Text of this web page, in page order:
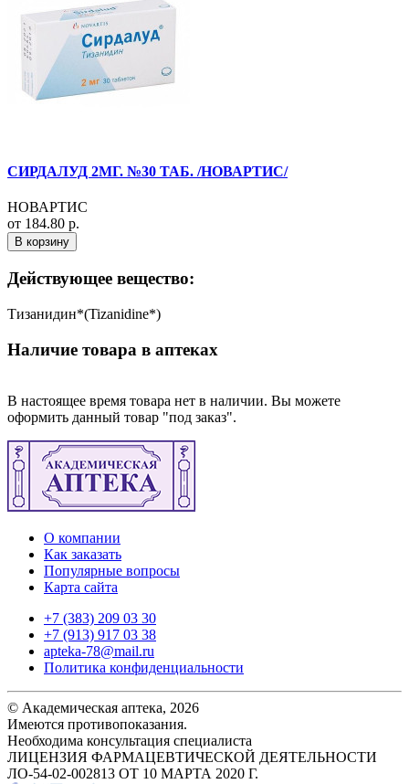
СИРДАЛУД 2МГ. №30 ТАБ. /НОВАРТИС/
НОВАРТИС
от 184.80 р.
В корзину
Действующее вещество:
Тизанидин*(Tizanidine*)
Наличие товара в аптеках
В настоящее время товара нет в наличии. Вы можете
оформить данный товар "под заказ".
О компании
Как заказать
Популярные вопросы
Карта сайта
+7 (383) 209 03 30
+7 (913) 917 03 38
apteka-78@mail.ru
Политика конфиденциальности
© Академическая аптека, 2026
Имеются противопоказания.
Необходима консультация специалиста
ЛИЦЕНЗИЯ ФАРМАЦЕВТИЧЕСКОЙ ДЕЯТЕЛЬНОСТИ
ЛО-54-02-002813 ОТ 10 МАРТА 2020 Г.